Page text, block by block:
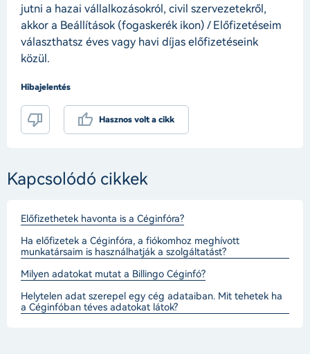
jutni a hazai vállalkozásokról, civil szervezetekről,
akkor a Beállítások (fogaskerék ikon) / Előfizetéseim
választhatsz éves vagy havi díjas előfizetéseink
közül.
Hibajelentés
Hasznos volt a cikk
Kapcsolódó cikkek
Előfizethetek havonta is a Céginfóra?
Ha előfizetek a Céginfóra, a fiókomhoz meghívott
munkatársaim is használhatják a szolgáltatást?
Milyen adatokat mutat a Billingo Céginfó?
Helytelen adat szerepel egy cég adataiban. Mit tehetek ha
a Céginfóban téves adatokat látok?